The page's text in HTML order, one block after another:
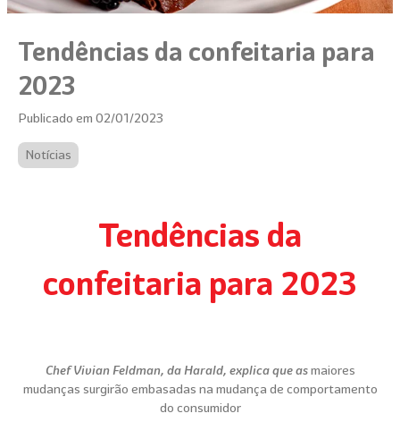
Tendências da confeitaria para
2023
Publicado em 02/01/2023
Notícias
Tendências da
confeitaria para 2023
Chef Vivian Feldman, da Harald, explica que asmaiores
mudanças surgirão embasadas na mudança de comportamento
do consumidor